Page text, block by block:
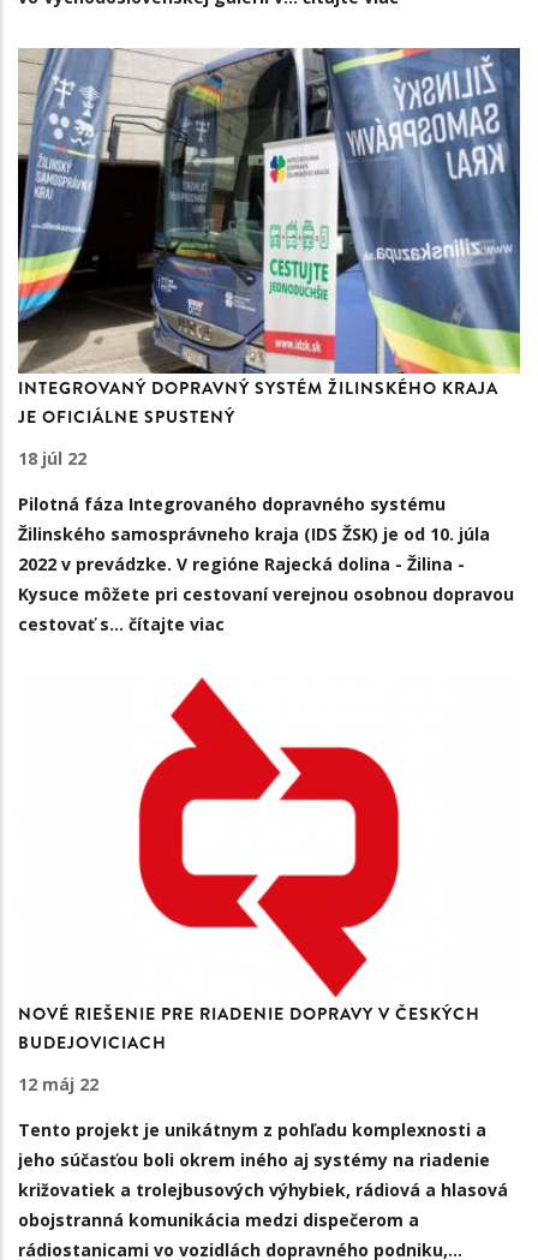
INTEGROVANÝ DOPRAVNÝ SYSTÉM ŽILINSKÉHO KRAJA
JE OFICIÁLNE SPUSTENÝ
18 júl 22
Pilotná fáza Integrovaného dopravného systému
Žilinského samosprávneho kraja (IDS ŽSK) je od 10. júla
2022 v prevádzke. V regióne Rajecká dolina - Žilina -
Kysuce môžete pri cestovaní verejnou osobnou dopravou
cestovať s… čítajte viac
NOVÉ RIEŠENIE PRE RIADENIE DOPRAVY V ČESKÝCH
BUDEJOVICIACH
12 máj 22
Tento projekt je unikátnym z pohľadu komplexnosti a
jeho súčasťou boli okrem iného aj systémy na riadenie
križovatiek a trolejbusových výhybiek, rádiová a hlasová
obojstranná komunikácia medzi dispečerom a
rádiostanicami vo vozidlách dopravného podniku,…